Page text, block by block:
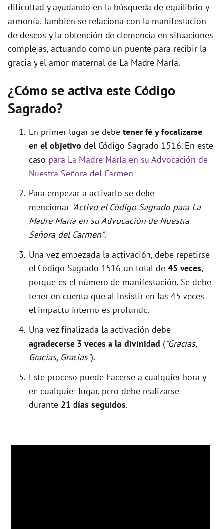
dificultad y ayudando en la búsqueda de equilibrio y
armonía. También se relaciona con la manifestación
de deseos y la obtención de clemencia en situaciones
complejas, actuando como un puente para recibir la
gracia y el amor maternal de La Madre María.
¿Cómo se activa este Código
Sagrado?
En primer lugar se debe tener fé y focalizarse
en el objetivo del Código Sagrado 1516. En este
caso para La Madre María en su Advocación de
Nuestra Señora del Carmen.
Para empezar a activarlo se debe
mencionar "Activo el Código Sagrado para La
Madre María en su Advocación de Nuestra
Señora del Carmen".
Una vez empezada la activación, debe repetirse
el Código Sagrado 1516 un total de 45 veces,
porque es el número de manifestación. Se debe
tener en cuenta que al insistir en las 45 veces
el impacto interno es profundo.
Una vez finalizada la activación debe
agradecerse 3 veces a la divinidad ("Gracias,
Gracias, Gracias").
Este proceso puede hacerse a cualquier hora y
en cualquier lugar, pero debe realizarse
durante 21 días seguidos.